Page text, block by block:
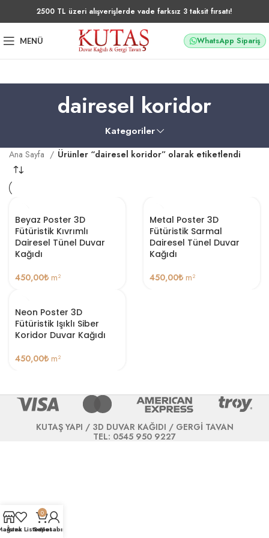
2500 TL üzeri alışverişlerde vade farksız 3 taksit fırsatı!
MENÜ WhatsApp Sipariş
dairesel koridor
Kategoriler
Ana Sayfa Ürünler “dairesel koridor” olarak etiketlendi
Beyaz Poster 3D
Fütüristik Kıvrımlı
Dairesel Tünel Duvar
Kağıdı
450,00₺ m²
Metal Poster 3D
Fütüristik Sarmal
Dairesel Tünel Duvar
Kağıdı
450,00₺ m²
Neon Poster 3D
Fütüristik Işıklı Siber
Koridor Duvar Kağıdı
450,00₺ m²
KUTAŞ YAPI / 3D DUVAR KAĞIDI / GERGİ TAVAN
TEL: 0545 950 9227
İstek Listesi
0
Sepet
Hesabım